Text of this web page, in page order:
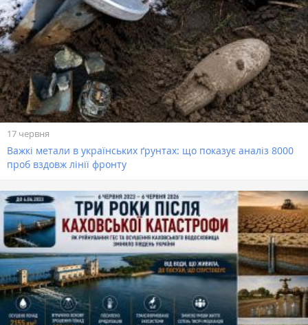
17 червня
Важкі метали в українських ґрунтах: що показує аналіз 8000
проб вздовж лінії фронту